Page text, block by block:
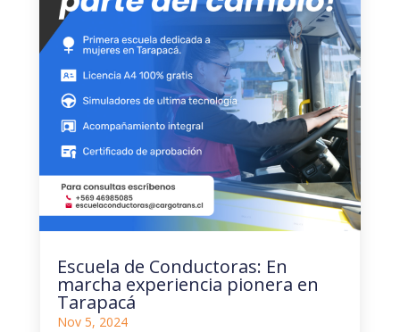
Escuela de Conductoras: En
marcha experiencia pionera en
Tarapacá
Nov 5, 2024